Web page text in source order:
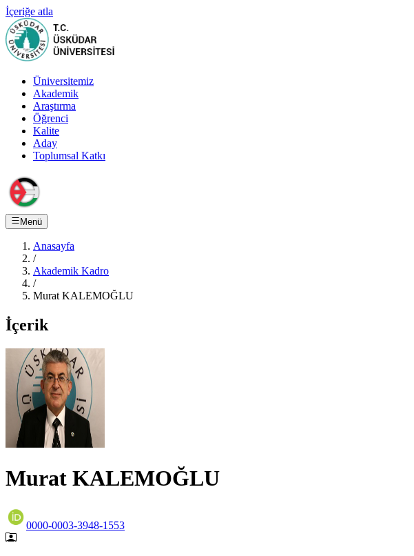
İçeriğe atla
Üniversitemiz
Akademik
Araştırma
Öğrenci
Kalite
Aday
Toplumsal Katkı
Menü
Anasayfa
/
Akademik Kadro
/
Murat KALEMOĞLU
İçerik
Murat KALEMOĞLU
0000-0003-3948-1553